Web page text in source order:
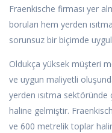
Fraenkische firması yer
boruları hem yerden
sorunsuz bir biçimde
Oldukça yüksek müşteri
ve uygun maliyetli
yerden ısıtma
haline gelmiştir.
ve 600 metrelik toplar